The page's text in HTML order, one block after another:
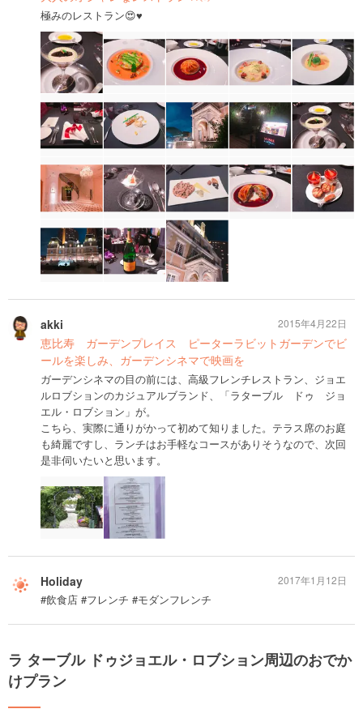
極みのレストラン😍♥️
akki
恵比寿 ガーデンプレイス ピーターラビットガーデンでビ
ールを楽しみ、ガーデンシネマで映画を
ガーデンシネマの目の前には、高級フレンチレストラン、ジョエ
ルロブションのカジュアルブランド、「ラターブル ドゥ ジョ
エル・ロブション」が。
こちら、実際に通りがかって初めて知りました。テラス席のお庭
も綺麗ですし、ランチはお手軽なコースがありそうなので、次回
是非伺いたいと思います。
2015年4月22日
Holiday
#飲食店 #フレンチ #モダンフレンチ
2017年1月12日
ラ ターブル ドゥジョエル・ロブション周辺のおでか
けプラン